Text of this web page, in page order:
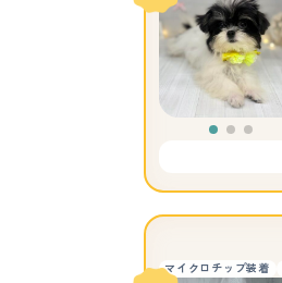
マイクロチップ装着